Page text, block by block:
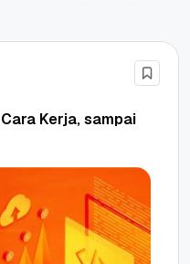
Kerja, sampai